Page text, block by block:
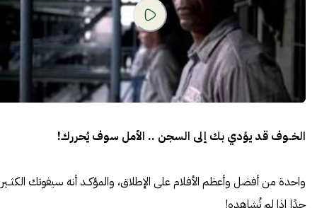
الخــوف قد يؤدي بك إلى السجن .. الأمل سوف يُحررك!
واحدة من أفضل وأعظم الأفلام على الإطلاق، والمؤكــد أنه سيفوتك الكثــير
جدًا إذا لم تُشاهده!